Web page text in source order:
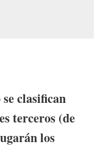
clasifican
terceros (de
los